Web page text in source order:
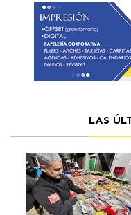
LAS